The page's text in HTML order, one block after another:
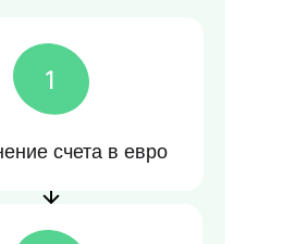
счета в евро